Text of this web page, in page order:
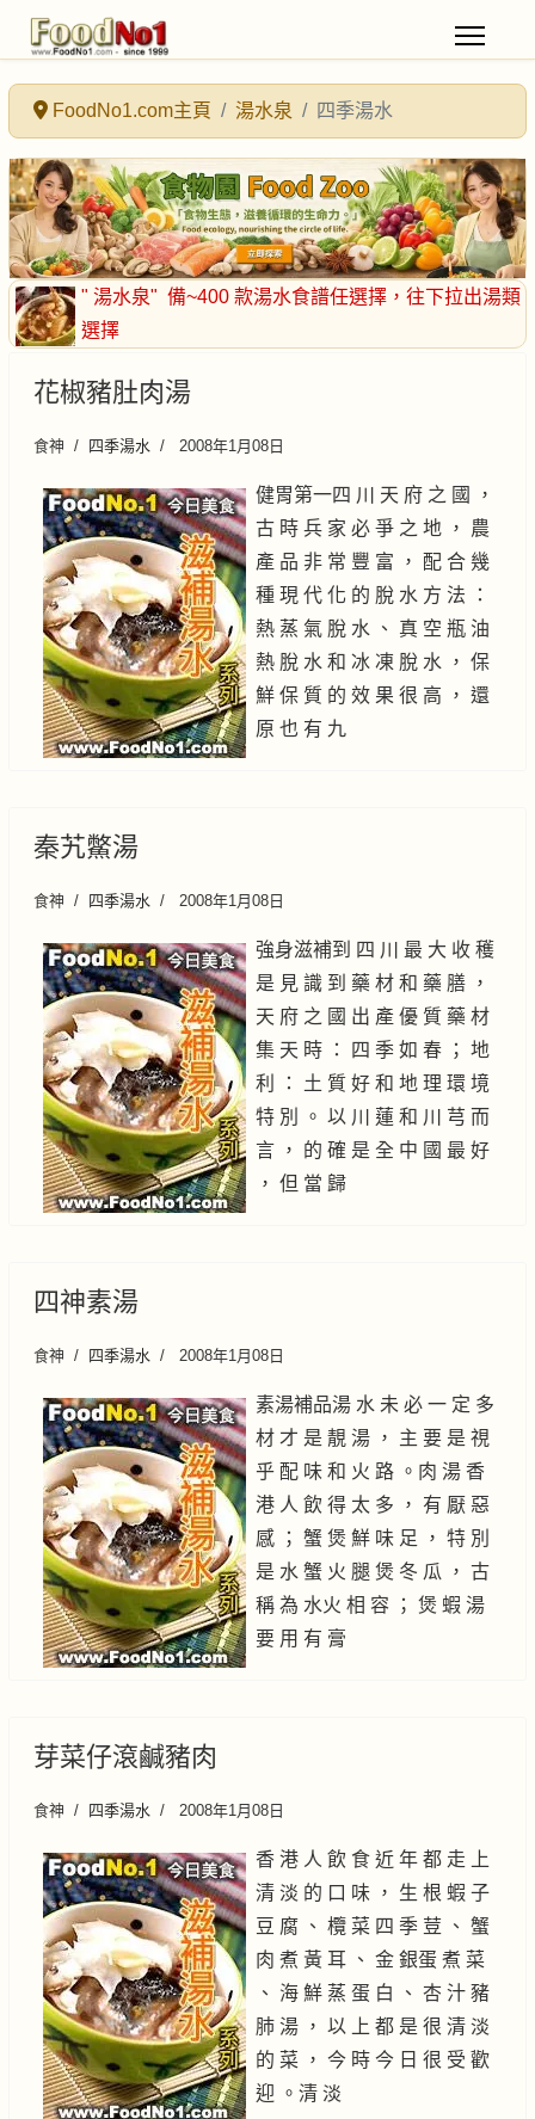
FoodNo1.com主頁 湯水泉 四季湯水
" 湯水泉" 備~400 款湯水食譜任選擇 ，往下拉出湯類
選擇
花椒豬肚肉湯
食神 四季湯水 2008年1月08日
健胃第一四 川 天 府 之 國 ，
古 時 兵 家 必 爭 之 地 ， 農
產 品 非 常 豐 富 ， 配 合 幾
種 現 代 化 的 脫 水 方 法 ：
熱 蒸 氣 脫 水 、 真 空 瓶 油
熱 脫 水 和 冰 凍 脫 水 ， 保
鮮 保 質 的 效 果 很 高 ， 還
原 也 有 九
秦艽鱉湯
食神 四季湯水 2008年1月08日
強身滋補到 四 川 最 大 收 穫
是 見 識 到 藥 材 和 藥 膳 ，
天 府 之 國 出 產 優 質 藥 材
集 天 時 ： 四 季 如 春 ； 地
利 ： 土 質 好 和 地 理 環 境
特 別 。 以 川 蓮 和 川 芎 而
言 ， 的 確 是 全 中 國 最 好
， 但 當 歸
四神素湯
食神 四季湯水 2008年1月08日
素湯補品湯 水 未 必 一 定 多
材 才 是 靚 湯 ， 主 要 是 視
乎 配 味 和 火 路 。肉 湯 香
港 人 飲 得 太 多 ， 有 厭 惡
感 ； 蟹 煲 鮮 味 足 ， 特 別
是 水 蟹 火 腿 煲 冬 瓜 ， 古
稱 為 水火 相 容 ； 煲 蝦 湯
要 用 有 膏
芽菜仔滾鹹豬肉
食神 四季湯水 2008年1月08日
香 港 人 飲 食 近 年 都 走 上
清 淡 的 口 味 ， 生 根 蝦 子
豆 腐 、 欖 菜 四 季 荳 、 蟹
肉 煮 黃 耳 、 金 銀蛋 煮 菜
、 海 鮮 蒸 蛋 白 、 杏 汁 豬
肺 湯 ， 以 上 都 是 很 清 淡
的 菜 ， 今 時 今 日 很 受 歡
迎 。清 淡